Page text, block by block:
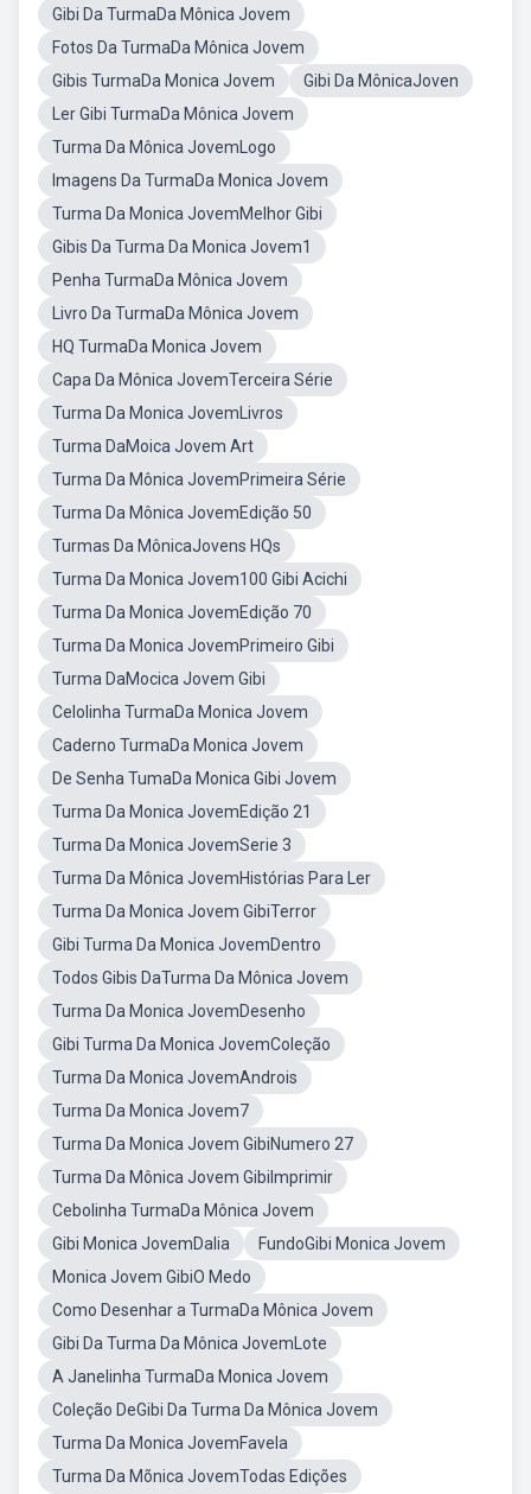
Gibi Da TurmaDa Mônica Jovem
Fotos Da TurmaDa Mônica Jovem
Gibis TurmaDa Monica Jovem
Gibi Da MônicaJoven
Ler Gibi TurmaDa Mônica Jovem
Turma Da Mônica JovemLogo
Imagens Da TurmaDa Monica Jovem
Turma Da Monica JovemMelhor Gibi
Gibis Da Turma Da Monica Jovem1
Penha TurmaDa Mônica Jovem
Livro Da TurmaDa Mônica Jovem
HQ TurmaDa Monica Jovem
Capa Da Mônica JovemTerceira Série
Turma Da Monica JovemLivros
Turma DaMoica Jovem Art
Turma Da Mônica JovemPrimeira Série
Turma Da Mônica JovemEdição 50
Turmas Da MônicaJovens HQs
Turma Da Monica Jovem100 Gibi Acichi
Turma Da Monica JovemEdição 70
Turma Da Monica JovemPrimeiro Gibi
Turma DaMocica Jovem Gibi
Celolinha TurmaDa Monica Jovem
Caderno TurmaDa Monica Jovem
De Senha TumaDa Monica Gibi Jovem
Turma Da Monica JovemEdição 21
Turma Da Monica JovemSerie 3
Turma Da Mônica JovemHistórias Para Ler
Turma Da Monica Jovem GibiTerror
Gibi Turma Da Monica JovemDentro
Todos Gibis DaTurma Da Mônica Jovem
Turma Da Monica JovemDesenho
Gibi Turma Da Monica JovemColeção
Turma Da Monica JovemAndrois
Turma Da Monica Jovem7
Turma Da Monica Jovem GibiNumero 27
Turma Da Mônica Jovem GibiImprimir
Cebolinha TurmaDa Mônica Jovem
Gibi Monica JovemDalia
FundoGibi Monica Jovem
Monica Jovem GibiO Medo
Como Desenhar a TurmaDa Mônica Jovem
Gibi Da Turma Da Mônica JovemLote
A Janelinha TurmaDa Monica Jovem
Coleção DeGibi Da Turma Da Mônica Jovem
Turma Da Monica JovemFavela
Turma Da Mõnica JovemTodas Edições